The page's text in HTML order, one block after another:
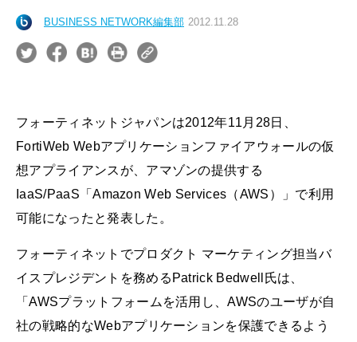
BUSINESS NETWORK編集部 2012.11.28
フォーティネットジャパンは2012年11月28日、
FortiWeb Webアプリケーションファイアウォールの仮
想アプライアンスが、アマゾンの提供する
IaaS/PaaS「Amazon Web Services（AWS）」で利用
可能になったと発表した。
フォーティネットでプロダクト マーケティング担当バ
イスプレジデントを務めるPatrick Bedwell氏は、
「AWSプラットフォームを活用し、AWSのユーザが自
社の戦略的なWebアプリケーションを保護できるよう